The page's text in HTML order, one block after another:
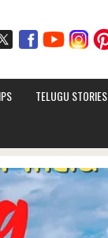
TELUGU STORIES